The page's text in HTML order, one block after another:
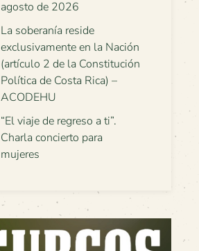
agosto de 2026
La soberanía reside
exclusivamente en la Nación
(artículo 2 de la Constitución
Política de Costa Rica) –
ACODEHU
“El viaje de regreso a ti”.
Charla concierto para
mujeres